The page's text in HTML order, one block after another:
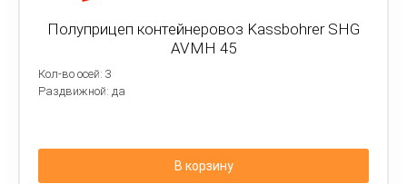
Полуприцеп контейнеровоз Kassbohrer SHG
AVMH 45
Кол-во осей: 3
Раздвижной: да
В корзину